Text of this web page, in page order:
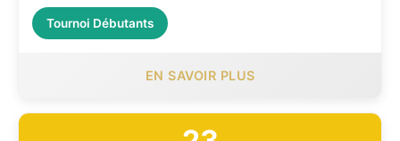
Tournoi Débutants
EN SAVOIR PLUS